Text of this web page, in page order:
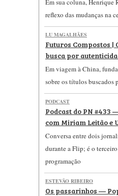
reflexo das mudanças na
LU MAGALHÃES
Futuros Compostos
busca por
Em viagem à China,
sobre os títulos buscados
PODCAST
Podcast do PN #433
com Miriam Leitão e
Conversa entre dois
durante a Flip; é o
programação
ESTEVÃO RIBEIRO
Os passarinhos —